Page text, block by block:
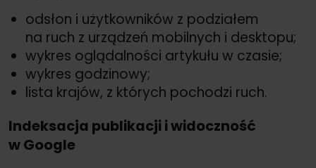
odsłon i użytkowników z podziałem
na ruch z urządzeń mobilnych i desktopu;
wykres oglądalności artykułu w czasie;
wykres godzinowy;
lista krajów, z których pochodzi ruch.
Indeksacja publikacji i widoczność
w Google